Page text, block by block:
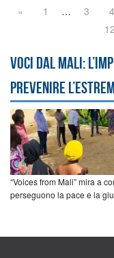
« 1 … 3 4
12
Voci dal Mali:
prevenire
“Voices from Mali” mira a
perseguono la pace e la